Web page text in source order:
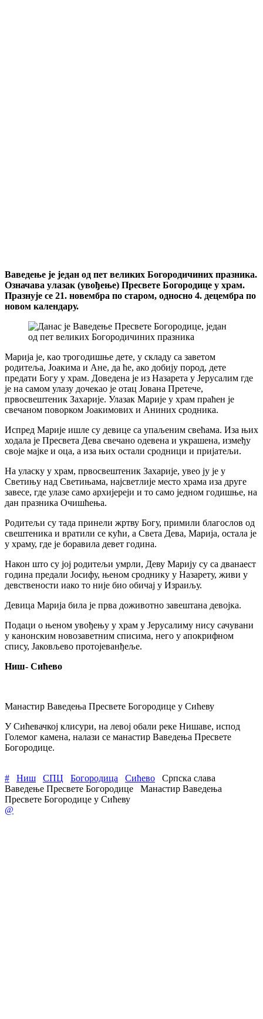
Ваведење је један од пет великих Богородичиних празника.
Означава улазак (увођење) Пресвете Богородице у храм.
Празнује се 21. новембра по старом, односно 4. децембра по
новом календару.
Марија је, као трогодишње дете, у складу са заветом
родитеља, Јоакима и Ане, да ће, ако добију пород, дете
предати Богу у храм. Доведена је из Назарета у Јерусалим где
је на самом улазу дочекао је отац Јована Претече,
првосвештеник Захарије. Улазак Марије у храм праћен је
свечаном поворком Јоакимових и Аниних сродника.
Испред Марије ишле су девице са упаљеним свећама. Иза њих
ходала је Пресвета Дева свечано одевена и украшена, између
своје мајке и оца, а иза њих остали сродници и пријатељи.
На уласку у храм, првосвештеник Захарије, увео ју је у
Светињу над Светињама, најсветлије место храма иза друге
завесе, где улазе само архијереји и то само једном годишње, на
дан празника Очишћења.
Родитељи су тада принели жртву Богу, примили благослов од
свештеника и вратили се кући, а Света Дева, Марија, остала је
у храму, где је боравила девет година.
Након што су јој родитељи умрли, Деву Марију су са дванаест
година предали Јосифу, њеном сроднику у Назарету, живи у
девствености иако то није био обичај у Израиљу.
Девица Марија била је прва доживотно завештана девојка.
Подаци о њеном увођењу у храм у Јерусалиму нису сачувани
у канонским новозаветним списима, него у апокрифном
спису, Јаковљево протојеванђеље.
Ниш- Сићево
Манастир Ваведења Пресвете Богородице у Сићеву
У Сићевачкој клисури, на левој обали реке Нишаве, испод
Големог камена, налази се манастир Ваведења Пресвете
Богородице.
# Ниш СПЦ Богородица Сићево
Српска слава
Ваведење Пресвете Богородице
Манастир Ваведења
Пресвете Богородице у Сићеву
@